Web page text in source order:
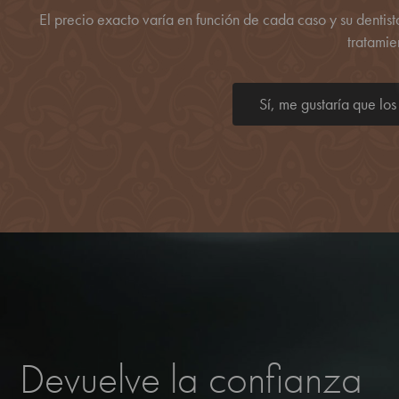
El precio exacto varía en función de cada caso y su
Sí, me gustaría que
Devuelve la confianza